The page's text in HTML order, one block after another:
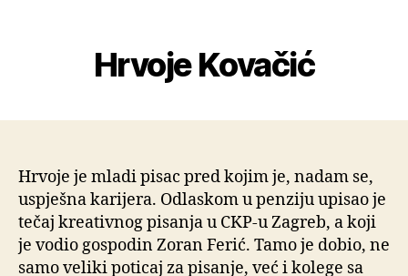
Kategorije
Hrvoje Kovačić
Hrvoje je mladi pisac pred kojim je, nadam se,
uspješna karijera. Odlaskom u penziju upisao je
tečaj kreativnog pisanja u CKP-u Zagreb, a koji
je vodio gospodin Zoran Ferić. Tamo je dobio, ne
samo veliki poticaj za pisanje, već i kolege sa